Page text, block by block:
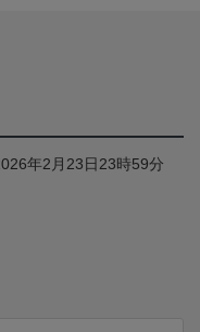
年2月23日23時59分